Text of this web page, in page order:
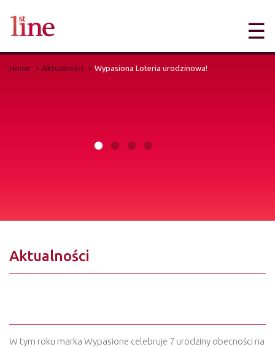
☰
Home Aktualności Wypasiona Loteria urodzinowa!
Aktualności
W tym roku marka Wypasione celebruje 7 urodziny obecności na